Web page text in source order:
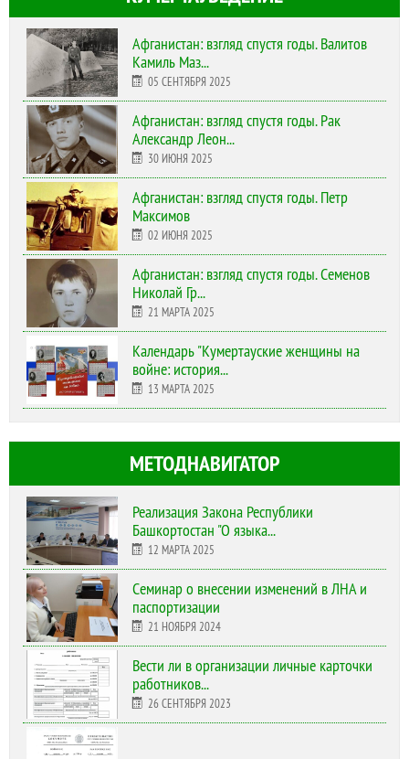
Афганистан: взгляд спустя годы. Валитов
Камиль Маз...
05 СЕНТЯБРЯ 2025
Афганистан: взгляд спустя годы. Рак
Александр Леон...
30 ИЮНЯ 2025
Афганистан: взгляд спустя годы. Петр
Максимов
02 ИЮНЯ 2025
Афганистан: взгляд спустя годы. Семенов
Николай Гр...
21 МАРТА 2025
Календарь "Кумертауские женщины на
войне: история...
13 МАРТА 2025
МЕТОДНАВИГАТОР
Реализация Закона Республики
Башкортостан "О языка...
12 МАРТА 2025
Cеминар о внесении изменений в ЛНА и
паспортизации
21 НОЯБРЯ 2024
Вести ли в организации личные карточки
работников...
26 СЕНТЯБРЯ 2023